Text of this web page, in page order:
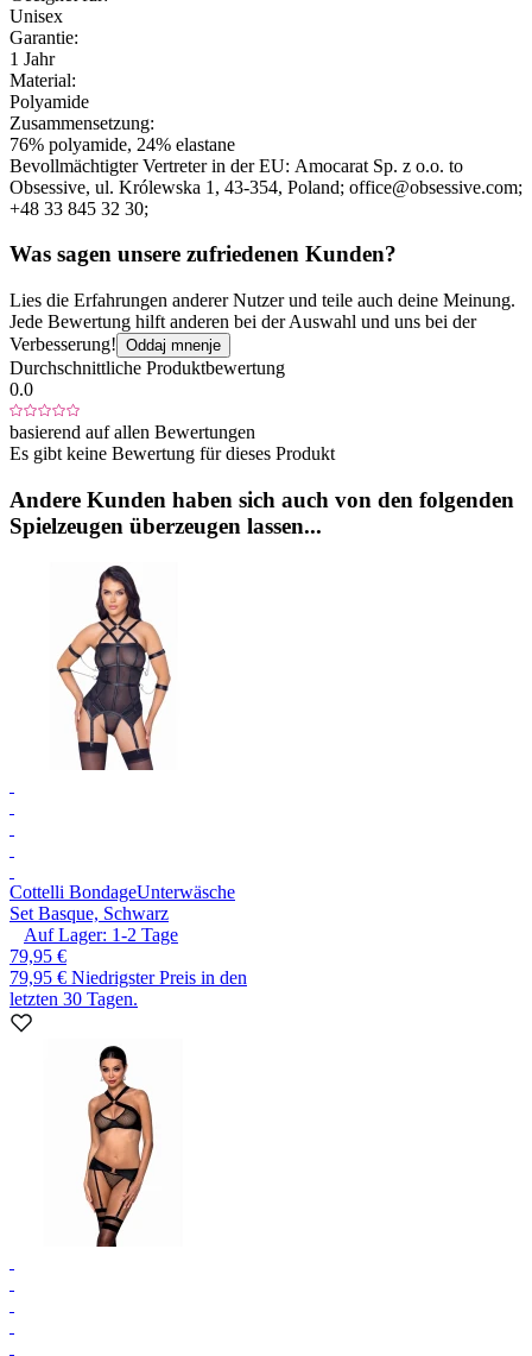
Unisex
Garantie:
1 Jahr
Material:
Polyamide
Zusammensetzung:
76% polyamide, 24% elastane
Bevollmächtigter Vertreter in der EU: Amocarat Sp. z o.o. to
Obsessive, ul. Królewska 1 , 43-354, Poland; office@obsessive.com;
+48 33 845 32 30;
Was sagen unsere zufriedenen Kunden?
Lies die Erfahrungen anderer Nutzer und teile auch deine Meinung.
Jede Bewertung hilft anderen bei der Auswahl und uns bei der
Verbesserung! Oddaj mnenje
Durchschnittliche Produktbewertung
0.0
basierend auf allen Bewertungen
Es gibt keine Bewertung für dieses Produkt
Andere Kunden haben sich auch von den folgenden
Spielzeugen überzeugen lassen...
Cottelli BondageUnterwäsche
Set Basque, Schwarz
Auf Lager: 1-2 Tage
79,95 €
79,95 € Niedrigster Preis in den
letzten 30 Tagen.